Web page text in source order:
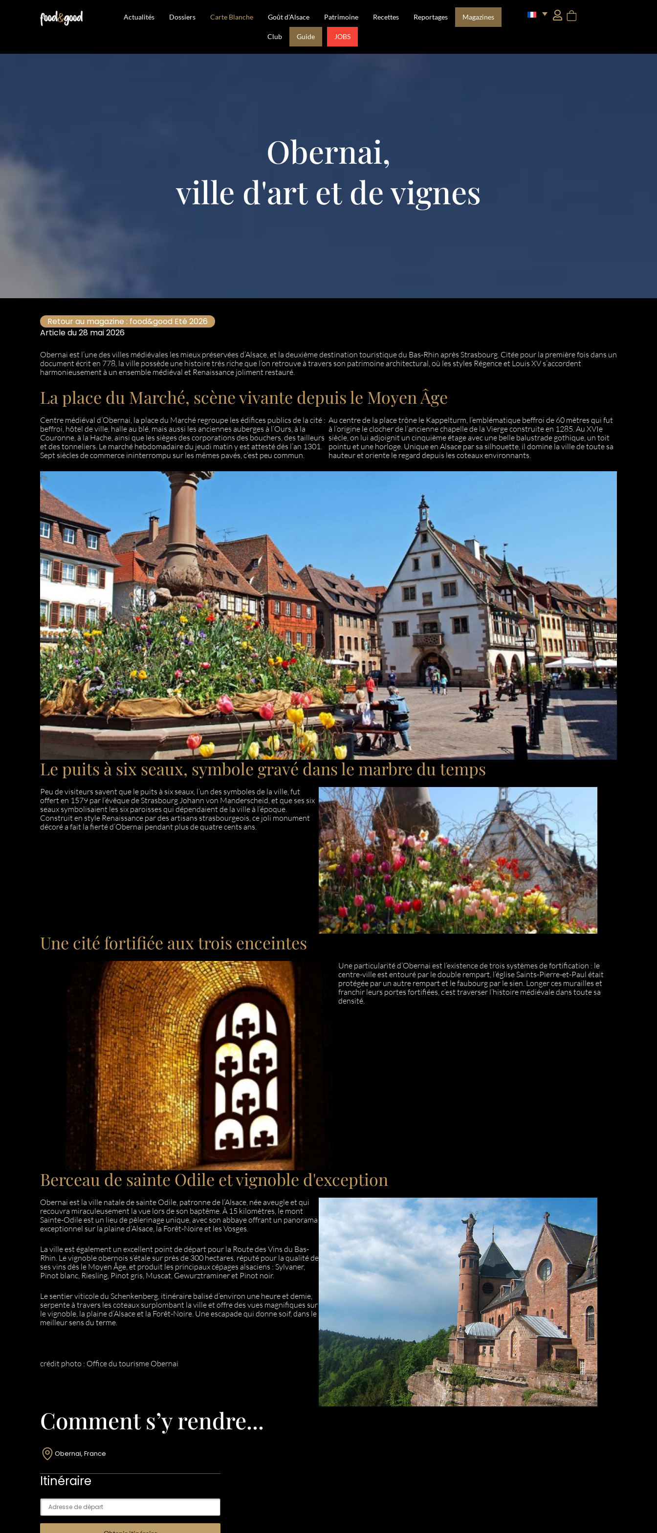
Actualités Dossiers Carte Blanche Goût d’Alsace Patrimoine Recettes Reportages Magazines
Club Guide JOBS
Obernai,
ville d'art et de vignes
Retour au magazine : food&good Eté 2026
Article du 28 mai 2026
Obernai est l’une des villes médiévales les mieux préservées d’Alsace, et la deuxième destination touristique du Bas-Rhin après Strasbourg. Citée pour la première fois dans un
document écrit en 778, la ville possède une histoire très riche que l’on retrouve à travers son patrimoine architectural, où les styles Régence et Louis XV s’accordent
harmonieusement à un ensemble médiéval et Renaissance joliment restauré.
La place du Marché, scène vivante depuis le Moyen Âge
Centre médiéval d’Obernai, la place du Marché regroupe les édifices publics de la cité :
beffroi, hôtel de ville, halle au blé, mais aussi les anciennes auberges à l’Ours, à la
Couronne, à la Hache, ainsi que les sièges des corporations des bouchers, des tailleurs
et des tonneliers. Le marché hebdomadaire du jeudi matin y est attesté dès l’an 1301.
Sept siècles de commerce ininterrompu sur les mêmes pavés, c’est peu commun.
Au centre de la place trône le Kappelturm, l’emblématique beffroi de 60 mètres qui fut
à l’origine le clocher de l’ancienne chapelle de la Vierge construite en 1285. Au XVIe
siècle, on lui adjoignit un cinquième étage avec une belle balustrade gothique, un toit
pointu et une horloge. Unique en Alsace par sa silhouette, il domine la ville de toute sa
hauteur et oriente le regard depuis les coteaux environnants.
Le puits à six seaux, symbole gravé dans le marbre du temps
Peu de visiteurs savent que le puits à six seaux, l’un des symboles de la ville, fut
offert en 1579 par l’évêque de Strasbourg Johann von Manderscheid, et que ses six
seaux symbolisaient les six paroisses qui dépendaient de la ville à l’époque.
Construit en style Renaissance par des artisans strasbourgeois, ce joli monument
décoré a fait la fierté d’Obernai pendant plus de quatre cents ans.
Une cité fortifiée aux trois enceintes
Une particularité d’Obernai est l’existence de trois systèmes de fortification : le
centre-ville est entouré par le double rempart, l’église Saints-Pierre-et-Paul était
protégée par un autre rempart et le faubourg par le sien. Longer ces murailles et
franchir leurs portes fortifiées, c’est traverser l’histoire médiévale dans toute sa
densité.
Berceau de sainte Odile et vignoble d'exception
Obernai est la ville natale de sainte Odile, patronne de l’Alsace, née aveugle et qui
recouvra miraculeusement la vue lors de son baptême. À 15 kilomètres, le mont
Sainte-Odile est un lieu de pèlerinage unique, avec son abbaye offrant un panorama
exceptionnel sur la plaine d’Alsace, la Forêt-Noire et les Vosges.
La ville est également un excellent point de départ pour la Route des Vins du Bas-
Rhin. Le vignoble obernois s’étale sur près de 300 hectares, réputé pour la qualité de
ses vins dès le Moyen Âge, et produit les principaux cépages alsaciens : Sylvaner,
Pinot blanc, Riesling, Pinot gris, Muscat, Gewurztraminer et Pinot noir.
Le sentier viticole du Schenkenberg, itinéraire balisé d’environ une heure et demie,
serpente à travers les coteaux surplombant la ville et offre des vues magnifiques sur
le vignoble, la plaine d’Alsace et la Forêt-Noire. Une escapade qui donne soif, dans le
meilleur sens du terme.
crédit photo : Office du tourisme Obernai
Comment s’y rendre...
Obernai, France
Itinéraire